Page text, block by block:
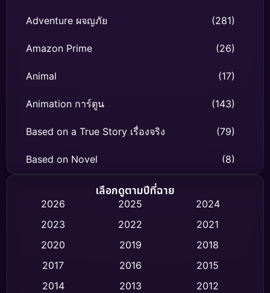
Adventure ผจญภัย (281)
Amazon Prime (26)
Animal (17)
Animation การ์ตูน (143)
Based on a True Story เรื่องจริง (79)
Based on Novel (8)
Biography ชีวิตจริง
Classic หนังคลาสสิก (47)
Comedy ตลก (446)
เลือกดูตามปีที่ฉาย
2026 2025
2024
2023
2022
2021
2020
2019
2018
2017
2016
2015
2014
2013
2012